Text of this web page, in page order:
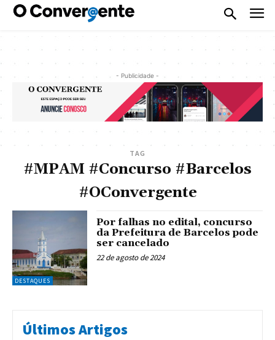
- Publicidade -
TAG
#MPAM #Concurso #Barcelos
#OConvergente
DESTAQUES
Por falhas no edital, concurso
da Prefeitura de Barcelos pode
ser cancelado
22 de agosto de 2024
Últimos Artigos